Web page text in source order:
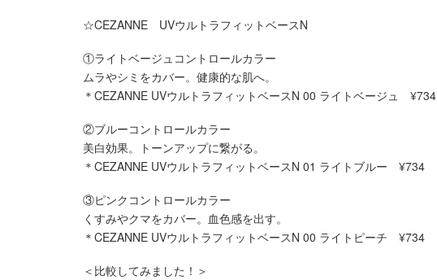
☆CEZANNE UVウルトラフィットベースN
①ライトベージュコントロールカラー
ムラやシミをカバー。健康的な肌へ。
＊CEZANNE UVウルトラフィットベースN 00 ライトベージュ ¥734
②ブルーコントロールカラー
美白効果。トーンアップに繋がる。
＊CEZANNE UVウルトラフィットベースN 01 ライトブルー ¥734
③ピンクコントロールカラー
くすみやクマをカバー。血色感を出す。
＊CEZANNE UVウルトラフィットベースN 00 ライトピーチ ¥734
＜比較してみました！＞